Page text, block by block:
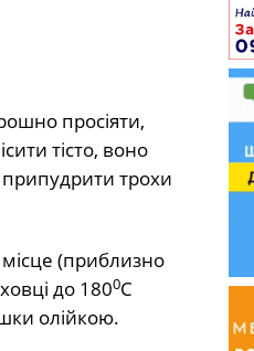
просіяти,
тісто, воно
трохи
(приблизно
до 1800С
олійкою.